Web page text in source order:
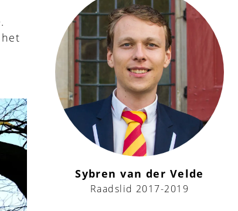
Sybren van der Velde
Raadslid 2017-2019